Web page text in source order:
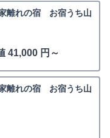
離れの宿 お宿うち山
41,000 円～
離れの宿 お宿うち山